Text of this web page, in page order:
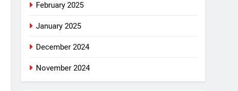
February 2025
January 2025
December 2024
November 2024